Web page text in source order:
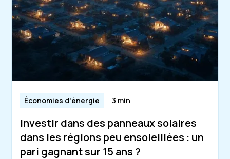
Économies d'énergie 3 min
Investir dans des panneaux solaires
dans les régions peu ensoleillées : un
pari gagnant sur 15 ans ?